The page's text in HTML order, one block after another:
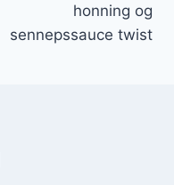
honning og
sennepssauce twist